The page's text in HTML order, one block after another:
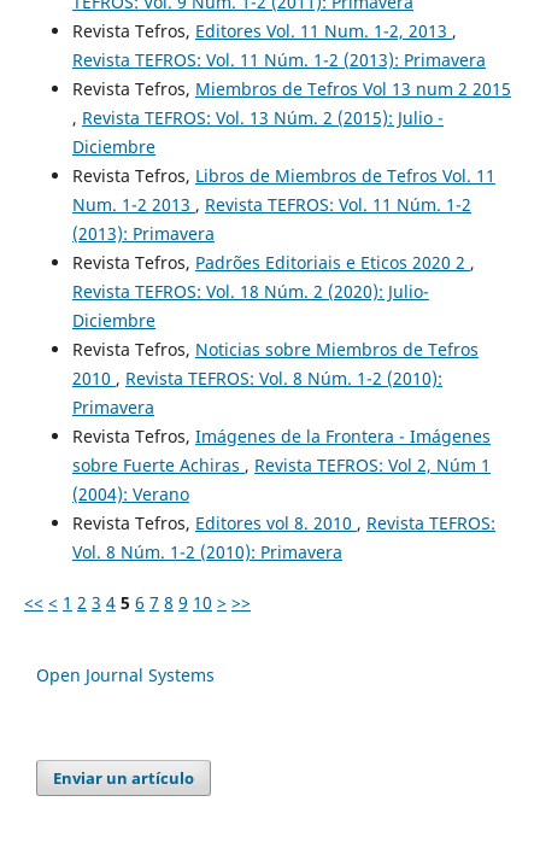
Revista Tefros, Editores Vol. 11 Num. 1-2, 2013 ,
Revista TEFROS: Vol. 11 Núm. 1-2 (2013): Primavera
Revista Tefros, Miembros de Tefros Vol 13 num 2 2015
, Revista TEFROS: Vol. 13 Núm. 2 (2015): Julio -
Diciembre
Revista Tefros, Libros de Miembros de Tefros Vol. 11
Num. 1-2 2013 , Revista TEFROS: Vol. 11 Núm. 1-2
(2013): Primavera
Revista Tefros, Padrões Editoriais e Eticos 2020 2 ,
Revista TEFROS: Vol. 18 Núm. 2 (2020): Julio-
Diciembre
Revista Tefros, Noticias sobre Miembros de Tefros
2010 , Revista TEFROS: Vol. 8 Núm. 1-2 (2010):
Primavera
Revista Tefros, Imágenes de la Frontera - Imágenes
sobre Fuerte Achiras , Revista TEFROS: Vol 2, Núm 1
(2004): Verano
Revista Tefros, Editores vol 8. 2010 , Revista TEFROS:
Vol. 8 Núm. 1-2 (2010): Primavera
<< < 1 2 3 4 5 6 7 8 9 10 > >>
Open Journal Systems
Enviar un artículo